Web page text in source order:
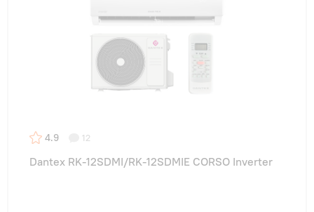
4.9 12
Dantex RK-12SDMI/RK-12SDMIE CORSO Inverter